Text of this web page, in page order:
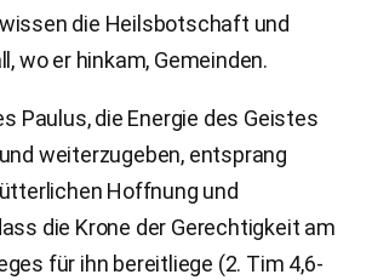
die Heilsbotschaft und
wo er hinkam, Gemeinden.
Paulus, die Energie des Geistes
weiterzugeben, entsprang
Hoffnung und
die Krone der Gerechtigkeit am
für ihn bereitliege (2. Tim 4,6-